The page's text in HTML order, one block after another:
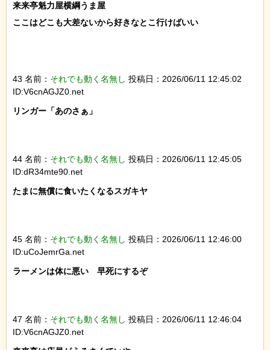
来来亭魁力屋横綱うま屋
ここはどこも大差ないから好きなとこ行けばいい
43 名前： それでも動く名無し 投稿日：2026/06/11 12:45:02
ID:V6cnAGJZ0.net
リンガー「あのさぁ」
44 名前： それでも動く名無し 投稿日：2026/06/11 12:45:05
ID:dR34mte90.net
たまに無償に食いたくなるスガキヤ
45 名前： それでも動く名無し 投稿日：2026/06/11 12:46:00
ID:uCoJemrGa.net
ラーメンは体に悪い　早死にするぞ
47 名前： それでも動く名無し 投稿日：2026/06/11 12:46:04
ID:V6cnAGJZ0.net